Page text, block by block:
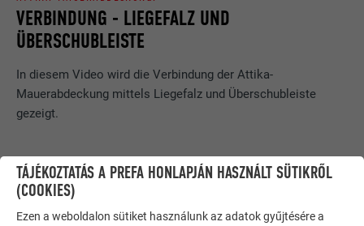
VERBINDUNG - LIEGEFALZ UND
ÜBERSCHUBLEISTE
In diesem Video wird die Verbindung der Attika-
Mauerabdeckung mittels Liegefalz und Überschubleiste
gezeigt.
TÁJÉKOZTATÁS A PREFA HONLAPJÁN HASZNÁLT SÜTIKRŐL
(COOKIES)
Ezen a weboldalon sütiket használunk az adatok gyűjtésére a